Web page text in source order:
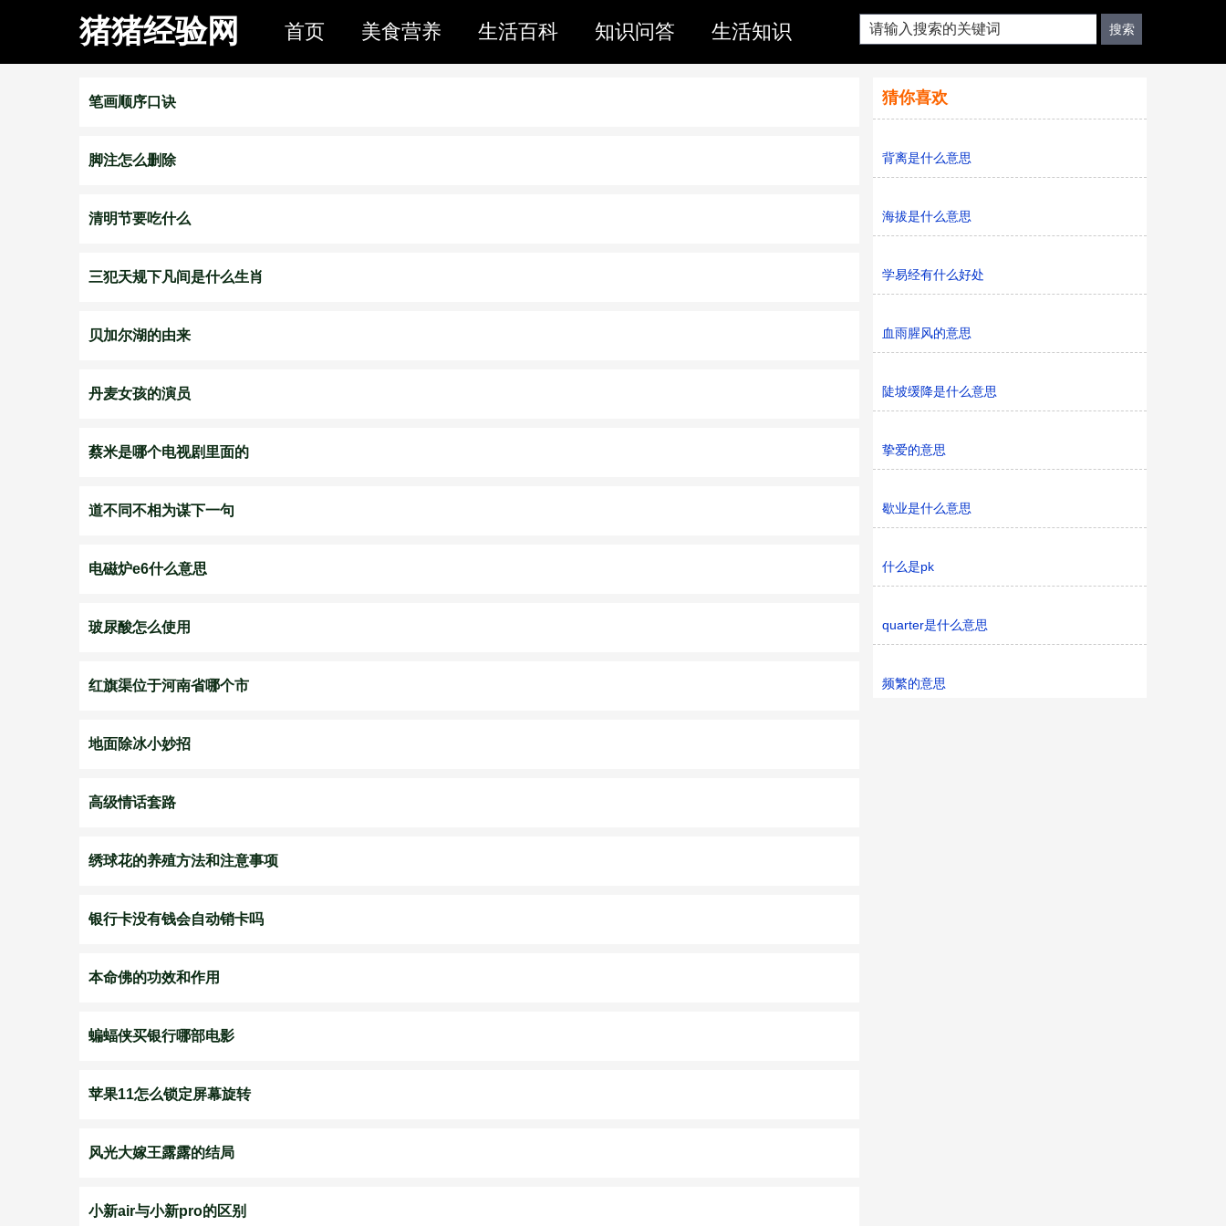
猪猪经验网 首页 美食营养 生活百科 知识问答 生活知识
笔画顺序口诀
脚注怎么删除
清明节要吃什么
三犯天规下凡间是什么生肖
贝加尔湖的由来
丹麦女孩的演员
蔡米是哪个电视剧里面的
道不同不相为谋下一句
电磁炉e6什么意思
玻尿酸怎么使用
红旗渠位于河南省哪个市
地面除冰小妙招
高级情话套路
绣球花的养殖方法和注意事项
银行卡没有钱会自动销卡吗
本命佛的功效和作用
蝙蝠侠买银行哪部电影
苹果11怎么锁定屏幕旋转
风光大嫁王露露的结局
小新air与小新pro的区别
猜你喜欢
背离是什么意思
海拔是什么意思
学易经有什么好处
血雨腥风的意思
陡坡缓降是什么意思
挚爱的意思
歇业是什么意思
什么是pk
quarter是什么意思
频繁的意思